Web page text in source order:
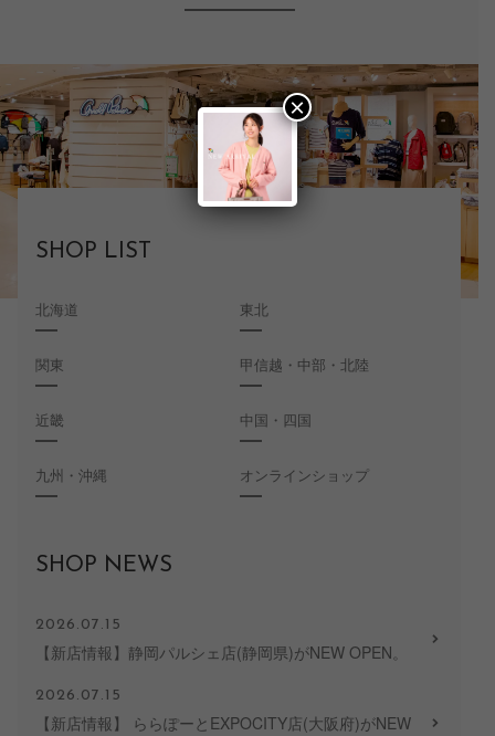
SHOP LIST
北海道 東北
関東 甲信越・中部・北陸
近畿 中国・四国
九州・沖縄 オンラインショップ
SHOP NEWS
2026.07.15
【新店情報】静岡パルシェ店(静岡県)がNEW OPEN。
2026.07.15
【新店情報】 ららぽーとEXPOCITY店(大阪府)がNEW
×